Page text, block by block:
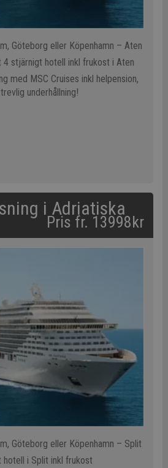
Göteborg eller Köpenhamn – Aten
4 stjärnigt hotell inkl frukost i Aten
med MSC Cruises inkl helpension,
underhållning!
i Adriatiska
Pris fr. 13998kr
Göteborg eller Köpenhamn – Split
hotell i Split inkl frukost